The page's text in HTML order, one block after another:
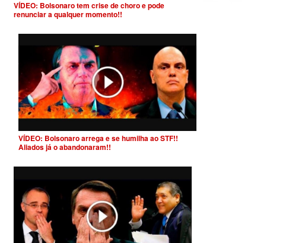
VÍDEO: Bolsonaro tem crise de choro e pode
renunciar a qualquer momento!!
VÍDEO: Bolsonaro arrega e se humilha ao STF!!
Aliados já o abandonaram!!